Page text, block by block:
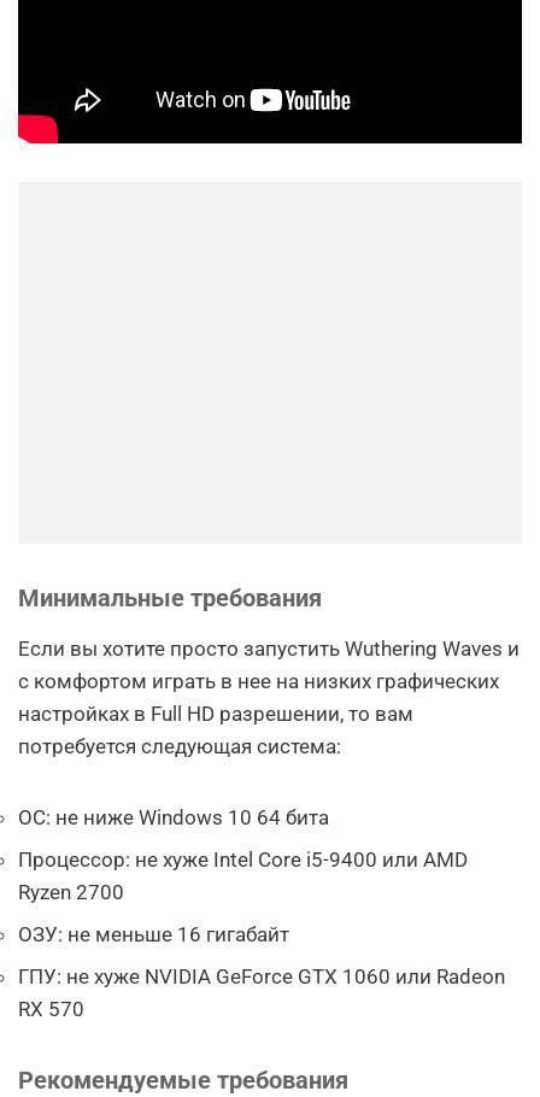
Минимальные требования
Если вы хотите просто запустить Wuthering Waves и
с комфортом играть в нее на низких графических
настройках в Full HD разрешении, то вам
потребуется следующая система:
ОС: не ниже Windows 10 64 бита
Процессор: не хуже Intel Core i5-9400 или AMD
Ryzen 2700
ОЗУ: не меньше 16 гигабайт
ГПУ: не хуже NVIDIA GeForce GTX 1060 или Radeon
RX 570
Рекомендуемые требования